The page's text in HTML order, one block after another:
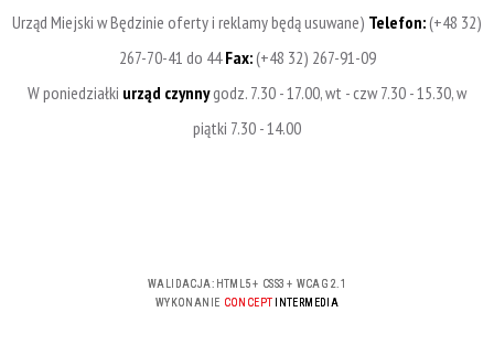
Urząd Miejski w Będzinie oferty i reklamy będą usuwane) Telefon:(+48 32)
267-70-41 do 44Fax:(+48 32) 267-91-09
W poniedziałki urząd czynnygodz. 7.30 - 17.00, wt - czw 7.30 - 15.30, w
piątki 7.30 - 14.00
WALIDACJA: HTML5+ CSS3 + WCAG 2.1
WYKONANIE CONCEPT INTERMEDIA